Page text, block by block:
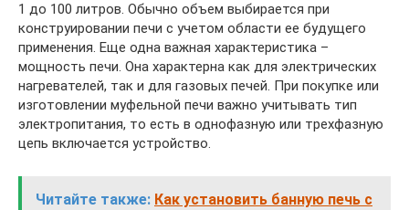
1 до 100 литров. Обычно объем выбирается при
конструировании печи с учетом области ее будущего
применения. Еще одна важная характеристика –
мощность печи. Она характерна как для электрических
нагревателей, так и для газовых печей. При покупке или
изготовлении муфельной печи важно учитывать тип
электропитания, то есть в однофазную или трехфазную
цепь включается устройство.
Читайте также: Как установить банную печь с